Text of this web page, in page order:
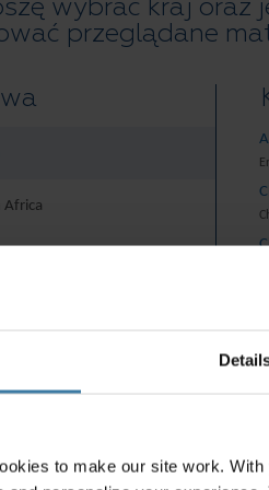
to make our site work.
wybrać kraj oraz
przeglądane
Africa
na pograniczu nauk
przez instytucje
Cyfronet AGH) głównym
wiedzy z profesjonalnie
W jaki sposób?
co najważniejsze – bezpieczny
laboratoriami a firmami będą
wkroczyć na drogę tzw.
w
life